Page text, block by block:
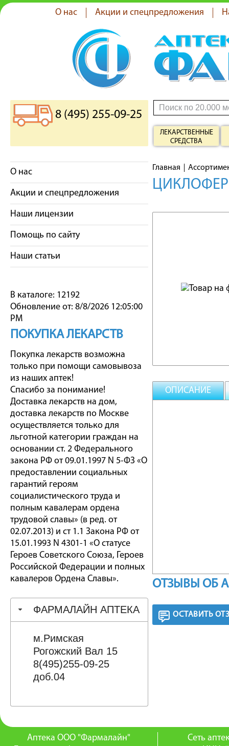
О нас Акции и спецпредложения
8 (495) 255-09-25
ЛЕКАРСТВЕННЫЕ
СРЕДСТВА
О нас
Акции и спецпредложения
Наши лицензии
Помощь по сайту
Наши статьи
В каталоге: 12192
Обновление от: 8/8/2026 12:05:00
PM
ПОКУПКА ЛЕКАРСТВ
Покупка лекарств возможна
только при помощи самовывоза
из наших аптек!
Спасибо за понимание!
Доставка лекарств на дом,
доставка лекарств по Москве
осуществляется только для
льготной категории граждан на
основании ст. 2 Федерального
закона РФ от 09.01.1997 N 5-ФЗ «О
предоставлении социальных
гарантий героям
социалистического труда и
полным кавалерам ордена
трудовой славы» (в ред. от
02.07.2013) и ст 1.1 Закона РФ от
15.01.1993 N 4301-1 «О статусе
Героев Советского Союза, Героев
Российской Федерации и полных
кавалеров Ордена Славы».
ФАРМАЛАЙН АПТЕКА
м.Римская
Рогожский Вал 15
8(495)255-09-25
доб.04
Главная
ОПИСАНИЕ
ОТЗЫВЫ ОБ
ОСТАВИТЬ
Аптека ООО "Фармалайн"
Сеть